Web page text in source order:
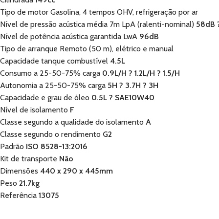
Tipo de motor Gasolina, 4 tempos OHV, refrigeração por ar
Nível de pressão acústica média 7m LpA (ralenti-nominal) 58dB
Nível de potência acústica garantida LwA 96dB
Tipo de arranque Remoto (50 m), elétrico e manual
Capacidade tanque combustível 4.5L
Consumo a 25-50-75% carga 0.9L/H ? 1.2L/H ? 1.5/H
Autonomia a 25-50-75% carga 5H ? 3.7H ? 3H
Capacidade e grau de óleo 0.5L ? SAE10W40
Nível de isolamento F
Classe segundo a qualidade do isolamento A
Classe segundo o rendimento G2
Padrão ISO 8528-13:2016
Kit de transporte Não
Dimensões 440 x 290 x 445mm
Peso 21.7kg
Referência 13075